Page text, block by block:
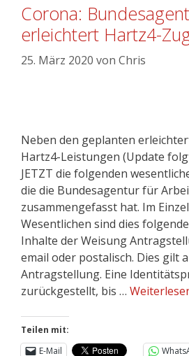
Corona:
erleichtert Hartz4-
25. März 2020 von Chris
Neben den geplanten
Hartz4-Leistungen (Update
JETZT die folgenden
die die Bundesagentur für
zusammengefasst hat. Im
Wesentlichen sind dies
Inhalte der Weisung
email oder postalisch. Dies gilt
Antragstellung. Eine
zurückgestellt, bis …
Teilen mit:
E-Mail